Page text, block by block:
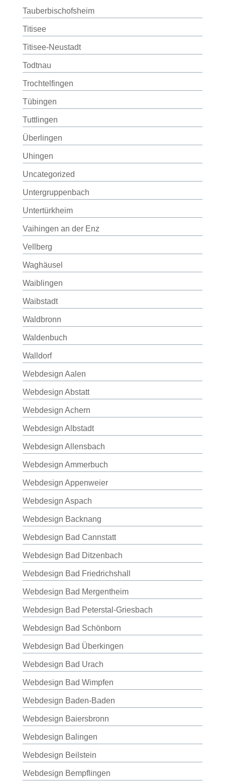
Tauberbischofsheim
Titisee
Titisee-Neustadt
Todtnau
Trochtelfingen
Tübingen
Tuttlingen
Überlingen
Uhingen
Uncategorized
Untergruppenbach
Untertürkheim
Vaihingen an der Enz
Vellberg
Waghäusel
Waiblingen
Waibstadt
Waldbronn
Waldenbuch
Walldorf
Webdesign Aalen
Webdesign Abstatt
Webdesign Achern
Webdesign Albstadt
Webdesign Allensbach
Webdesign Ammerbuch
Webdesign Appenweier
Webdesign Aspach
Webdesign Backnang
Webdesign Bad Cannstatt
Webdesign Bad Ditzenbach
Webdesign Bad Friedrichshall
Webdesign Bad Mergentheim
Webdesign Bad Peterstal-Griesbach
Webdesign Bad Schönborn
Webdesign Bad Überkingen
Webdesign Bad Urach
Webdesign Bad Wimpfen
Webdesign Baden-Baden
Webdesign Baiersbronn
Webdesign Balingen
Webdesign Beilstein
Webdesign Bempflingen